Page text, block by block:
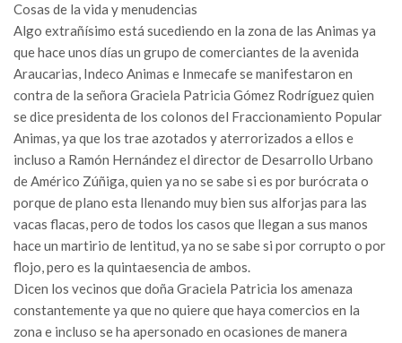
Cosas de la vida y menudencias
Algo extrañísimo está sucediendo en la zona de las Animas ya
que hace unos días un grupo de comerciantes de la avenida
Araucarias, Indeco Animas e Inmecafe se manifestaron en
contra de la señora Graciela Patricia Gómez Rodríguez quien
se dice presidenta de los colonos del Fraccionamiento Popular
Animas, ya que los trae azotados y aterrorizados a ellos e
incluso a Ramón Hernández el director de Desarrollo Urbano
de Américo Zúñiga, quien ya no se sabe si es por burócrata o
porque de plano esta llenando muy bien sus alforjas para las
vacas flacas, pero de todos los casos que llegan a sus manos
hace un martirio de lentitud, ya no se sabe si por corrupto o por
flojo, pero es la quintaesencia de ambos.
Dicen los vecinos que doña Graciela Patricia los amenaza
constantemente ya que no quiere que haya comercios en la
zona e incluso se ha apersonado en ocasiones de manera